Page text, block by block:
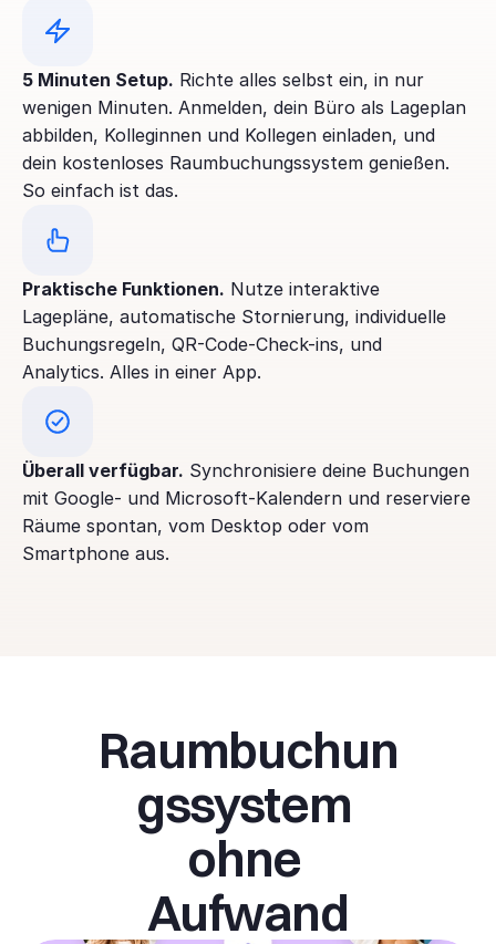
5 Minuten Setup. Richte alles selbst ein, in nur
wenigen Minuten. Anmelden, dein Büro als Lageplan
abbilden, Kolleginnen und Kollegen einladen, und
dein kostenloses Raumbuchungssystem genießen.
So einfach ist das.
Praktische Funktionen. Nutze interaktive
Lagepläne, automatische Stornierung, individuelle
Buchungsregeln, QR-Code-Check-ins, und
Analytics. Alles in einer App.
Überall verfügbar. Synchronisiere deine Buchungen
mit Google- und Microsoft-Kalendern und reserviere
Räume spontan, vom Desktop oder vom
Smartphone aus.
Raumbuchun
gssystem
ohne
Aufwand